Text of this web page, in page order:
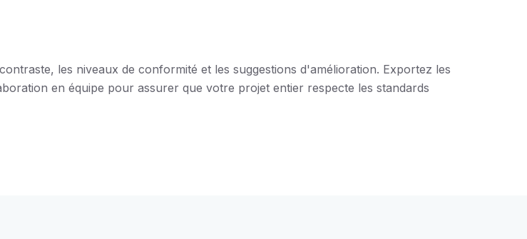
les niveaux de conformité et les suggestions d'amélioration. Exportez les
en équipe pour assurer que votre projet entier respecte les standards